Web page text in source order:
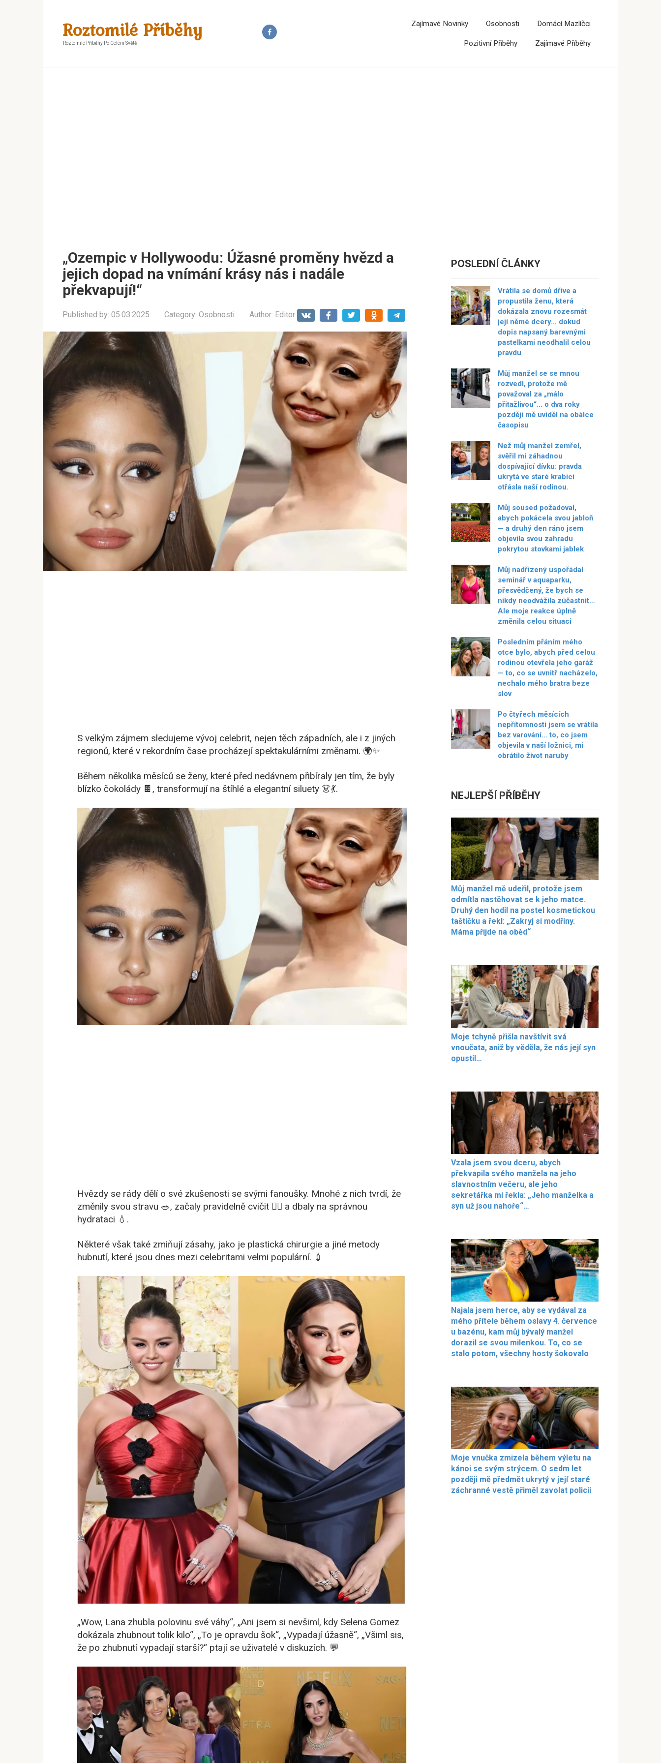
Roztomilé Příběhy
Roztomilé Příběhy Po Celém Světě
Zajímavé Novinky Osobnosti Domácí Mazlíčci
Pozitivní Příběhy Zajímavé Příběhy
„Ozempic v Hollywoodu: Úžasné proměny hvězd a
jejich dopad na vnímání krásy nás i nadále
překvapují!“
Published by: 05.03.2025 Category: Osobnosti Author: Editor
S velkým zájmem sledujeme vývoj celebrit, nejen těch západních, ale i z jiných
regionů, které v rekordním čase procházejí spektakulárními změnami. 🌍✨
Během několika měsíců se ženy, které před nedávnem přibíraly jen tím, že byly
blízko čokolády 🍫, transformují na štíhlé a elegantní siluety 👗💃.
Hvězdy se rády dělí o své zkušenosti se svými fanoušky. Mnohé z nich tvrdí, že
změnily svou stravu 🥗, začaly pravidelně cvičit 🏋️‍♀️ a dbaly na správnou
hydrataci 💧.
Některé však také zmiňují zásahy, jako je plastická chirurgie a jiné metody
hubnutí, které jsou dnes mezi celebritami velmi populární. 💉
„Wow, Lana zhubla polovinu své váhy“, „Ani jsem si nevšiml, kdy Selena Gomez
dokázala zhubnout tolik kilo“, „To je opravdu šok“, „Vypadají úžasně“, „Všiml sis,
že po zhubnutí vypadají starší?“ ptají se uživatelé v diskuzích. 💬
POSLEDNÍ ČLÁNKY
Vrátila se domů dříve a
propustila ženu, která
dokázala znovu rozesmát
její němé dcery… dokud
dopis napsaný barevnými
pastelkami neodhalil celou
pravdu
Můj manžel se se mnou
rozvedl, protože mě
považoval za „málo
přitažlivou“… o dva roky
později mě uviděl na obálce
časopisu
Než můj manžel zemřel,
svěřil mi záhadnou
dospívající dívku: pravda
ukrytá ve staré krabici
otřásla naší rodinou.
Můj soused požadoval,
abych pokácela svou jabloň
— a druhý den ráno jsem
objevila svou zahradu
pokrytou stovkami jablek
Můj nadřízený uspořádal
seminář v aquaparku,
přesvědčený, že bych se
nikdy neodvážila zúčastnit…
Ale moje reakce úplně
změnila celou situaci
Posledním přáním mého
otce bylo, abych před celou
rodinou otevřela jeho garáž
— to, co se uvnitř nacházelo,
nechalo mého bratra beze
slov
Po čtyřech měsících
nepřítomnosti jsem se vrátila
bez varování… to, co jsem
objevila v naší ložnici, mi
obrátilo život naruby
NEJLEPŠÍ PŘÍBĚHY
Můj manžel mě udeřil, protože jsem
odmítla nastěhovat se k jeho matce.
Druhý den hodil na postel kosmetickou
taštičku a řekl: „Zakryj si modřiny.
Máma přijde na oběd“
Moje tchyně přišla navštívit svá
vnoučata, aniž by věděla, že nás její syn
opustil…
Vzala jsem svou dceru, abych
překvapila svého manžela na jeho
slavnostním večeru, ale jeho
sekretářka mi řekla: „Jeho manželka a
syn už jsou nahoře“…
Najala jsem herce, aby se vydával za
mého přítele během oslavy 4. července
u bazénu, kam můj bývalý manžel
dorazil se svou milenkou. To, co se
stalo potom, všechny hosty šokovalo
Moje vnučka zmizela během výletu na
kánoi se svým strýcem. O sedm let
později mě předmět ukrytý v její staré
záchranné vestě přiměl zavolat policii